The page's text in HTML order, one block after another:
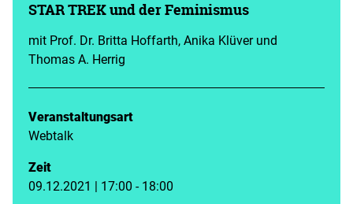
STAR TREK und der Feminismus
mit Prof. Dr. Britta Hoffarth, Anika Klüver und
Thomas A. Herrig
Veranstaltungsart
Webtalk
Zeit
09.12.2021 | 17:00 - 18:00